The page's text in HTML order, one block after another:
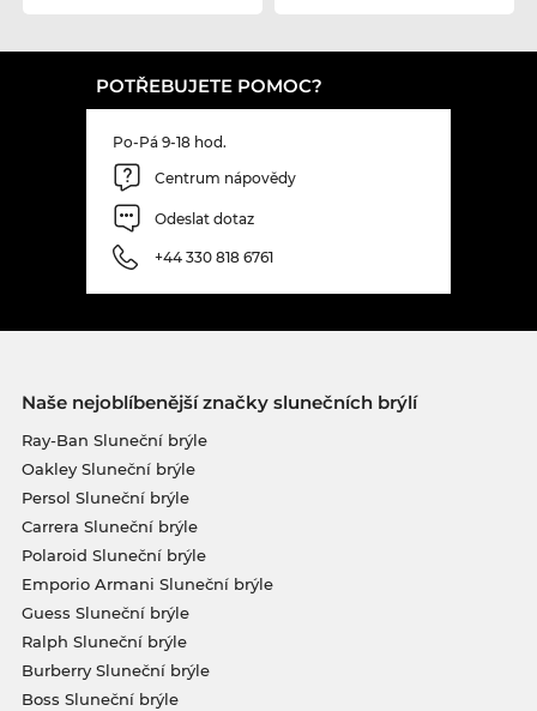
POTŘEBUJETE POMOC?
Po-Pá 9-18 hod.
Centrum nápovědy
Odeslat dotaz
+44 330 818 6761
Naše nejoblíbenější značky slunečních brýlí
Ray-Ban Sluneční brýle
Oakley Sluneční brýle
Persol Sluneční brýle
Carrera Sluneční brýle
Polaroid Sluneční brýle
Emporio Armani Sluneční brýle
Guess Sluneční brýle
Ralph Sluneční brýle
Burberry Sluneční brýle
Boss Sluneční brýle